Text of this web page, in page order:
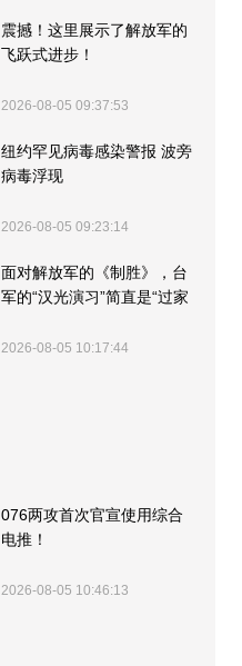
震撼！这里展示了解放军的
飞跃式进步！
2026-08-05 09:37:53
纽约罕见病毒感染警报 波旁
病毒浮现
2026-08-05 09:23:14
面对解放军的《制胜》，台
军的“汉光演习”简直是“过家
2026-08-05 10:17:44
076两攻首次官宣使用综合
电推！
2026-08-05 10:46:13